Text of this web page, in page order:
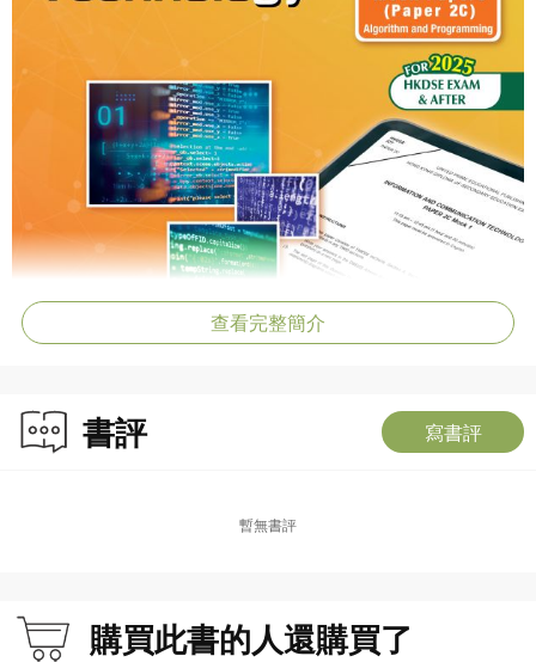
查看完整簡介
書評 寫書評
暫無書評
購買此書的人還購買了